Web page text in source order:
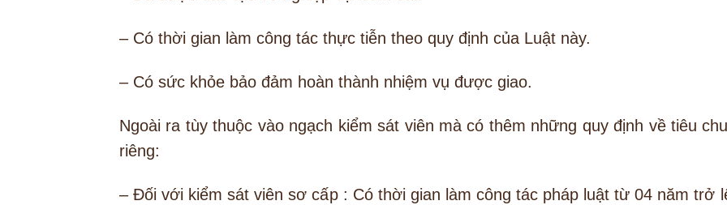
– Có thời gian làm công tác thực tiễn theo quy định của Luật này.
– Có sức khỏe bảo đảm hoàn thành nhiệm vụ được giao.
Ngoài ra tùy thuộc vào ngạch kiểm sát viên mà có thêm những quy định về tiêu
riêng:
– Đối với kiểm sát viên sơ cấp : Có thời gian làm công tác pháp luật từ 04 năm trở